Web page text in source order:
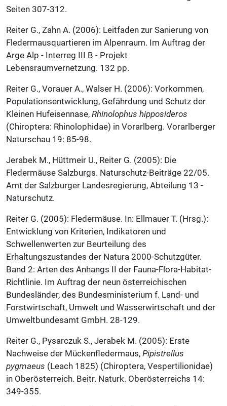
Seiten 307-312.
Reiter G., Zahn A. (2006): Leitfaden zur Sanierung von
Fledermausquartieren im Alpenraum. Im Auftrag der
Arge Alp - Interreg III B - Projekt
Lebensraumvernetzung. 132 pp.
Reiter G., Vorauer A., Walser H. (2006): Vorkommen,
Populationsentwicklung, Gefährdung und Schutz der
Kleinen Hufeisennase, Rhinolophus hipposideros
(Chiroptera: Rhinolophidae) in Vorarlberg. Vorarlberger
Naturschau 19: 85-98.
Jerabek M., Hüttmeir U., Reiter G. (2005): Die
Fledermäuse Salzburgs. Naturschutz-Beiträge 22/05.
Amt der Salzburger Landesregierung, Abteilung 13 -
Naturschutz.
Reiter G. (2005): Fledermäuse. In: Ellmauer T. (Hrsg.):
Entwicklung von Kriterien, Indikatoren und
Schwellenwerten zur Beurteilung des
Erhaltungszustandes der Natura 2000-Schutzgüter.
Band 2: Arten des Anhangs II der Fauna-Flora-Habitat-
Richtlinie. Im Auftrag der neun österreichischen
Bundesländer, des Bundesministerium f. Land- und
Forstwirtschaft, Umwelt und Wasserwirtschaft und der
Umweltbundesamt GmbH. 28-129.
Reiter G., Pysarczuk S., Jerabek M. (2005): Erste
Nachweise der Mückenfledermaus, Pipistrellus
pygmaeus (Leach 1825) (Chiroptera, Vespertilionidae)
in Oberösterreich. Beitr. Naturk. Oberösterreichs 14:
349-355.